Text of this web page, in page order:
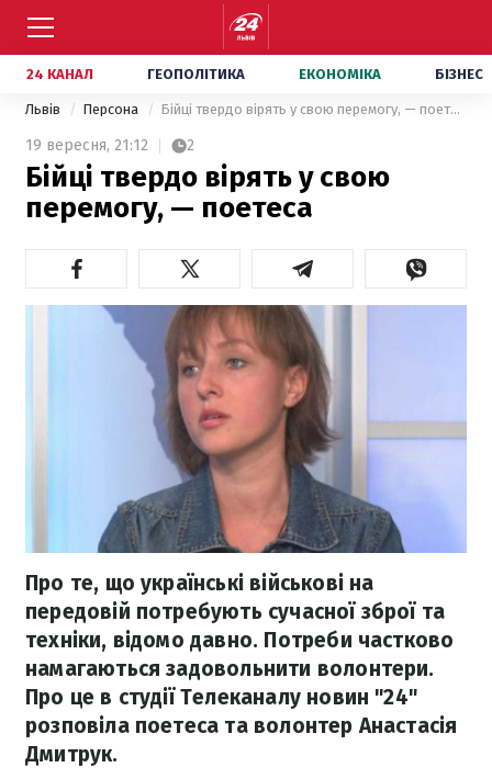
24 КАНАЛ ГЕОПОЛІТИКА ЕКОНОМІКА БІЗНЕС
Львів Персона Бійці твердо вірять у свою перемогу, — поетеса
19 вересня, 21:12 2
Бійці твердо вірять у свою
перемогу, — поетеса
Про те, що українські військові на
передовій потребують сучасної зброї та
техніки, відомо давно. Потреби частково
намагаються задовольнити волонтери.
Про це в студії Телеканалу новин "24"
розповіла поетеса та волонтер Анастасія
Дмитрук.